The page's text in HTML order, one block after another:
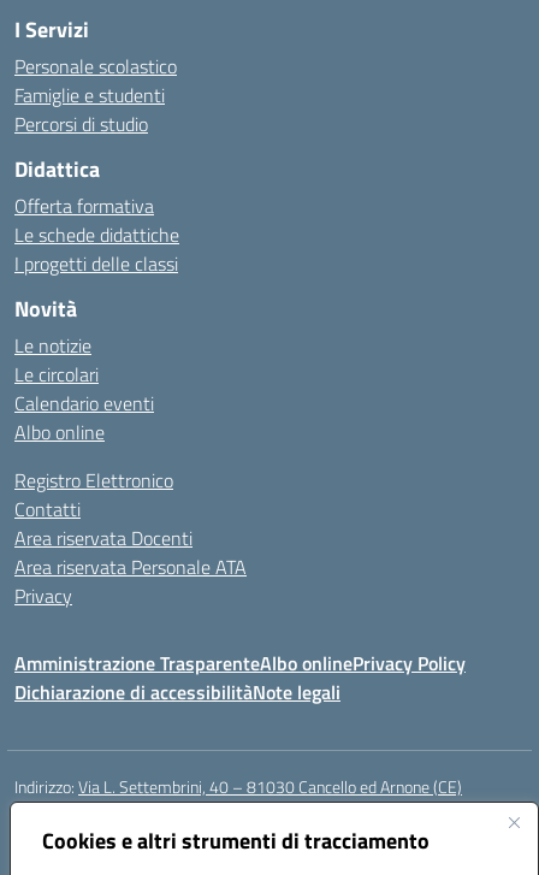
Cookies e altri strumenti di tracciamento
I Servizi
Personale scolastico
Famiglie e studenti
Percorsi di studio
Didattica
Offerta formativa
Le schede didattiche
I progetti delle classi
Novità
Le notizie
Le circolari
Calendario eventi
Albo online
Registro Elettronico
Contatti
Area riservata Docenti
Area riservata Personale ATA
Privacy
Amministrazione TrasparenteAlbo onlinePrivacy Policy
Dichiarazione di accessibilitàNote legali
Indirizzo:Via L. Settembrini, 40 – 81030 Cancello ed Arnone (CE)
Centralino:
Posta elettronica certificata (PEC):ceic818008@pec.istruzione.it